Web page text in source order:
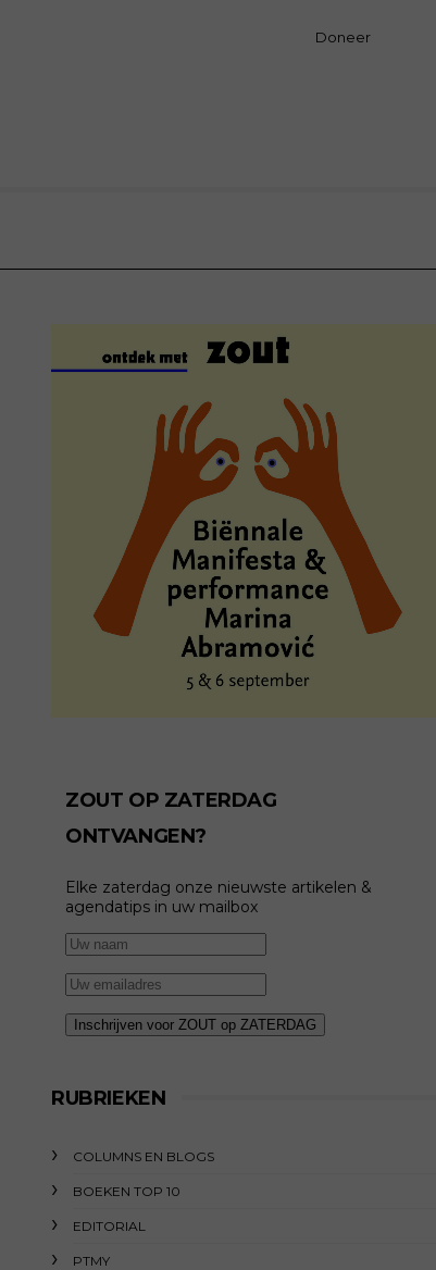
Doneer
ZOUT OP ZATERDAG
ONTVANGEN?
Elke zaterdag onze nieuwste artikelen &
agendatips in uw mailbox
RUBRIEKEN
COLUMNS EN BLOGS
BOEKEN TOP 10
EDITORIAL
PTMY